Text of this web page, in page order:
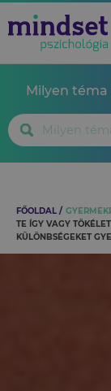
Milyen
FŐOLDAL
TE ÍGY VAGY
KÜLÖNBSÉGEKET